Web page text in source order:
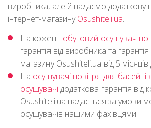
виробника, але й надаємо додаткову
інтернет-магазинуOsushiteli.ua.
На кожен побутовий осушувач
гарантія від виробника та гарантія
магазину Osushiteli.ua від 5
На осушувачі повітря для басейнів
осушувачідодаткова гарантія від
Osushiteli.ua надається за умови
осушувачів нашими фахівцями.